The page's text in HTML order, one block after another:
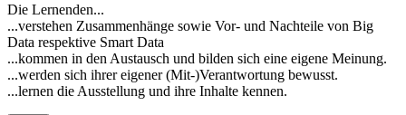
Die Lernenden...
...verstehen Zusammenhänge sowie Vor- und Nachteile von Big
Data respektive Smart Data
...kommen in den Austausch und bilden sich eine eigene Meinung.
...werden sich ihrer eigener (Mit-)Verantwortung bewusst.
...lernen die Ausstellung und ihre Inhalte kennen.